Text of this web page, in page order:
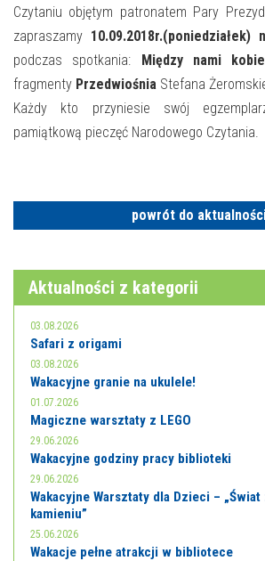
FORMY STAŁE
NASZE FILIE
POLECANE STRONY
WYDARZENIA KULTURALNE
FOTO
Czytaniu objętym patronatem Pary
zapraszamy 10.09.2018r.(poniedziałek)
podczas spotkania: Między nami
fragmenty Przedwiośnia Stefana
Każdy kto przyniesie swój
pamiątkową pieczęć Narodowego Czytania.
powrót do
Aktualności z kategorii
03.08.2026
Safari z origami
03.08.2026
Wakacyjne granie na ukulele!
01.07.2026
Magiczne warsztaty z LEGO
29.06.2026
Wakacyjne godziny pracy biblioteki
29.06.2026
Wakacyjne Warsztaty dla Dzieci –
kamieniu”
25.06.2026
Wakacje pełne atrakcji w bibliotece